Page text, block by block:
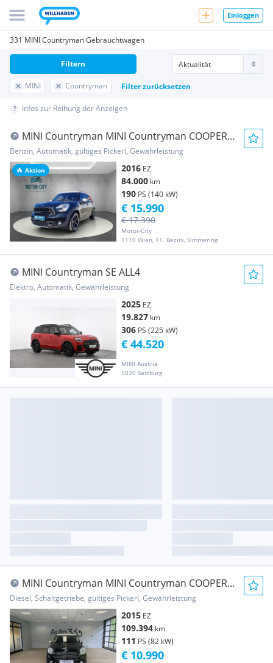
Einloggen
331 MINI Countryman Gebrauchtwagen
MINI Countryman Filter zurücksetzen
Filtern
Infos zur Reihung der Anzeigen
Aktion
MINI Countryman MINI Countryman COOPER S
ALL4 Aut.
Benzin, Automatik, gültiges Pickerl, Gewährleistung
2016 EZ
84.000 km
190 PS (140 kW)
Motor-City
1110 Wien, 11. Bezirk, Simmering
€ 17.390
€ 15.990
MINI Countryman SE ALL4
Elektro, Automatik, Gewährleistung
2025 EZ
19.827 km
306 PS (225 kW)
MINI Austria
5020 Salzburg
€ 44.520
MINI Countryman MINI Countryman COOPER
D
Diesel, Schaltgetriebe, gültiges Pickerl, Gewährleistung
2015 EZ
109.394 km
111 PS (82 kW)
€ 10.990